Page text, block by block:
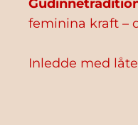
feminina kraft –
Inledde med